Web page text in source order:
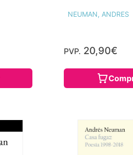
NEUMAN, ANDRES
PVP. 20,90€